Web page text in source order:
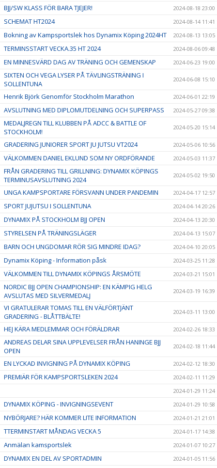
BJJ/SW KLASS FÖR BARA TJEJER! 2024-08-18 23:00
SCHEMAT HT2024 2024-08-14 11:41
Bokning av Kampsportslek hos Dynamix Köping 2024HT 2024-08-13 13:05
TERMINSSTART VECKA.35 HT 2024 2024-08-06 09:48
EN MINNESVÄRD DAG AV TRÄNING OCH GEMENSKAP 2024-06-23 19:00
SIXTEN OCH VEGA LYSER PÅ TÄVLINGSTRÄNING I
SOLLENTUNA
2024-06-08 15:10
Henrik Björk Genomför Stockholm Marathon 2024-06-01 22:19
AVSLUTNING MED DIPLOMUTDELNING OCH SUPERPASS 2024-05-27 09:38
MEDALJREGN TILL KLUBBEN PÅ ADCC & BATTLE OF
STOCKHOLM!
2024-05-20 15:14
GRADERING JUNIORER SPORT JU JUTSU VT2024 2024-05-06 10:56
VÄLKOMMEN DANIEL EKLUND SOM NY ORDFÖRANDE 2024-05-03 11:37
FRÅN GRADERING TILL GRILLNING: DYNAMIX KÖPINGS
TERMINUSAVSLUTNING 2024
2024-05-02 19:50
UNGA KAMPSPORTARE FÖRSVANN UNDER PANDEMIN 2024-04-17 12:57
SPORT JUJUTSU I SOLLENTUNA 2024-04-14 20:26
DYNAMIX PÅ STOCKHOLM BJJ OPEN 2024-04-13 20:30
STYRELSEN PÅ TRÄNINGSLÄGER 2024-04-13 15:07
BARN OCH UNGDOMAR RÖR SIG MINDRE IDAG? 2024-04-10 20:05
Dynamix Köping - Information påsk 2024-03-25 11:28
VÄLKOMMEN TILL DYNAMIX KÖPINGS ÅRSMÖTE 2024-03-21 15:01
NORDIC BJJ OPEN CHAMPIONSHIP: EN KÄMPIG HELG
AVSLUTAS MED SILVERMEDALJ
2024-03-19 16:39
VI GRATULERAR TOMAS TILL EN VÄLFÖRTJÄNT
GRADERING - BLÅTTBÄLTE!
2024-03-11 13:00
HEJ KÄRA MEDLEMMAR OCH FÖRÄLDRAR 2024-02-26 18:33
ANDREAS DELAR SINA UPPLEVELSER FRÅN HANINGE BJJ
OPEN
2024-02-18 11:44
EN LYCKAD INVIGNING PÅ DYNAMIX KÖPING 2024-02-12 18:30
PREMIÄR FÖR KAMPSPORTSLEKEN 2024
2024-02-11 11:29
2024-01-29 11:24
DYNAMIX KÖPING - INVIGNINGSEVENT 2024-01-29 10:58
NYBÖRJARE? HÄR KOMMER LITE INFORMATION 2024-01-21 21:01
TTERMINSTART MÅNDAG VECKA 5 2024-01-17 14:38
Anmälan kamsportslek 2024-01-07 10:27
DYNAMIX EN DEL AV SPORTADMIN 2024-01-05 11:56